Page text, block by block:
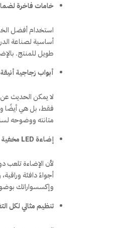
خامات فاخرة
استخدام أفضل
أساسية لصناعة
طويل للمنتج.
أبواب زجاجية
لا يمكن الحديث عن
فقط، بل هي أيضًا
متانته ووضوحه
إضاءة LED مخفية لإبراز الأجواء الراقية
لأن الإضاءة تلعب
أجواءً دافئة
وإكسسواراتك
تنظيم مثالي لكل